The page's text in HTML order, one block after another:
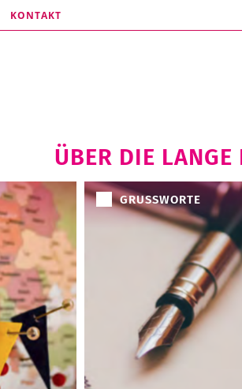
KONTAKT
ÜBER DIE LANGE
GRUSSWORTE